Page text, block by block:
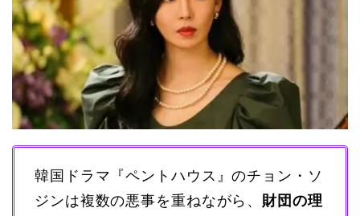
韓国ドラマ『ペントハウス』のチョン・ソ
ジンは複数の悪事を重ねながら、 財団の理